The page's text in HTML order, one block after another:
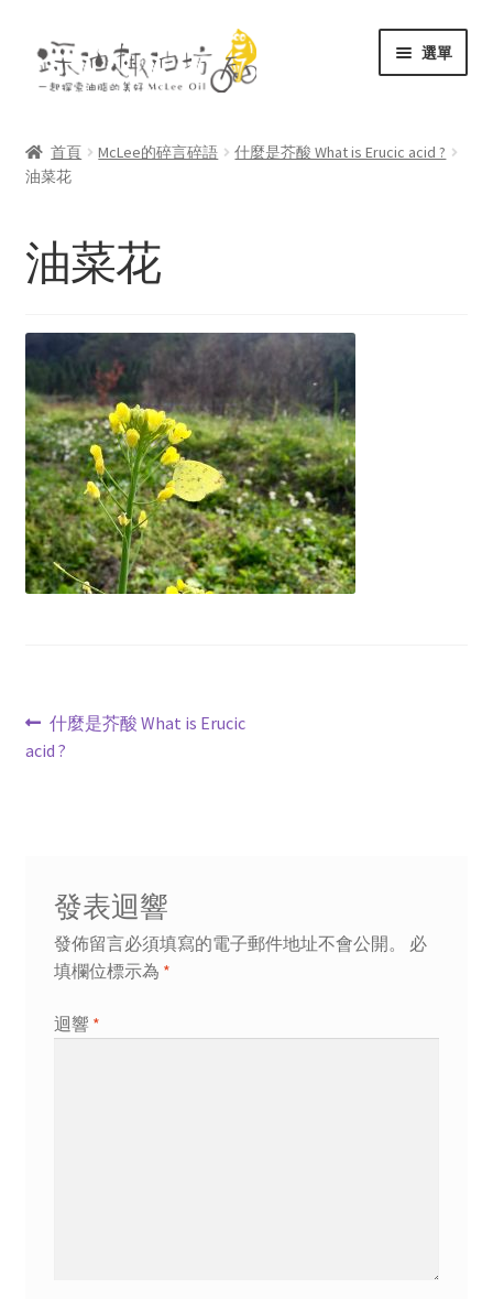
至
導
列
至
主
內
容
選單
開
商店
文庫
首頁 McLee的碎言碎語
什麼是芥酸 What is Erucic acid ?
油菜花
油菜花
文
章
上
一
什麼是芥酸 What is Erucic
acid ?
發表迴響
發佈留言必須填寫的電子郵件地址不會公開。
必
填欄位標示為 *
迴響 *